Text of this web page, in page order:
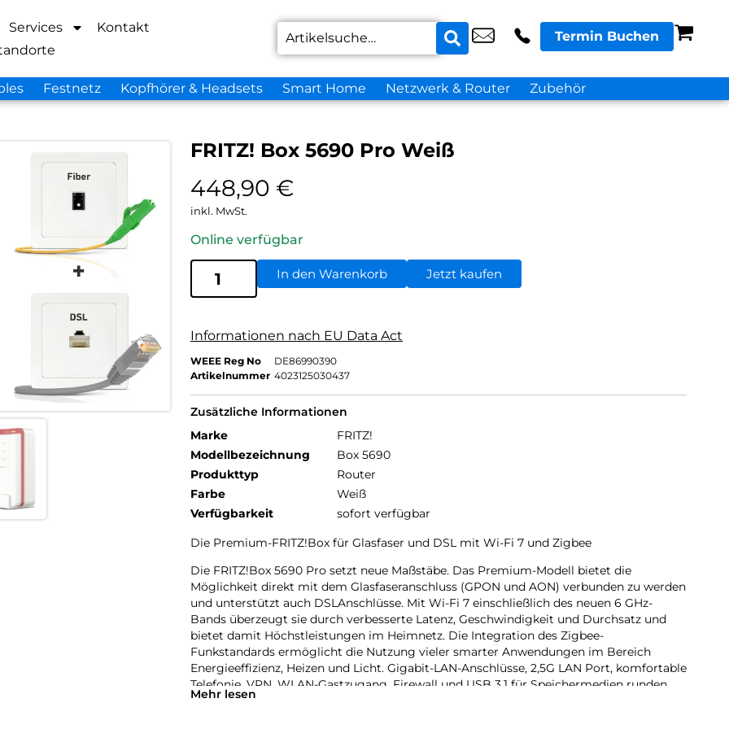
Services
Kontakt
Termin Buchen
Festnetz Kopfhörer & Headsets Smart Home Netzwerk & Router Zubehör
FRITZ! Box 5690 Pro Weiß
448,90 €
inkl. MwSt.
Online verfügbar
In den Warenkorb Jetzt kaufen
Informationen nach EU Data Act
WEEE Reg No
DE86990390
Artikelnummer 4023125030437
Zusätzliche Informationen
Marke
FRITZ!
Modellbezeichnung
Box 5690
Produkttyp
Router
Farbe
Weiß
Verfügbarkeit
sofort verfügbar
Die Premium-FRITZ!Box für Glasfaser und DSL mit Wi-Fi 7 und Zigbee
Die FRITZ!Box 5690 Pro setzt neue Maßstäbe. Das Premium-Modell bietet die
Möglichkeit direkt mit dem Glasfaseranschluss (GPON und AON) verbunden zu werden
und unterstützt auch DSLAnschlüsse. Mit Wi-Fi 7 einschließlich des neuen 6 GHz-
Bands überzeugt sie durch verbesserte Latenz, Geschwindigkeit und Durchsatz und
bietet damit Höchstleistungen im Heimnetz. Die Integration des Zigbee-
Funkstandards ermöglicht die Nutzung vieler smarter Anwendungen im Bereich
Energieeffizienz, Heizen und Licht. Gigabit-LAN-Anschlüsse, 2,5G LAN Port, komfortable
Telefonie, VPN, WLAN-Gastzugang, Firewall und USB 3.1 für Speichermedien runden
die Ausstattung ab. Die FRITZ!Box 5690 Pro stellt das nächste Level für anspruchsvolle
Mehr lesen